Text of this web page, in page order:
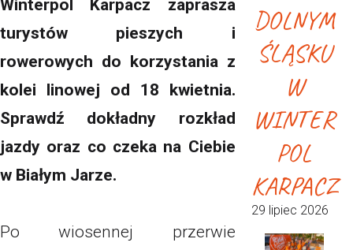
Winterpol Karpacz zaprasza
turystów pieszych i
rowerowych do korzystania z
kolei linowej od 18 kwietnia.
Sprawdź dokładny rozkład
jazdy oraz co czeka na Ciebie
w Białym Jarze.
Po wiosennej przerwie
DOLNYM
ŚLĄSKU
W
WINTER
POL
KARPACZ
29 lipiec 2026